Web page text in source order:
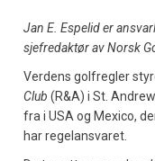
Jan E. Espelid er
sjefredaktør av Norsk
Verdens golfregler
Club (R&A) i St.
fra i USA og Mexico,
har regelansvaret.